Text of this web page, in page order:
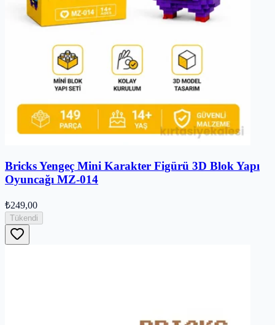
Bricks Yengeç Mini Karakter Figürü 3D Blok Yapı
Oyuncağı MZ-014
₺249,00
Tükendi